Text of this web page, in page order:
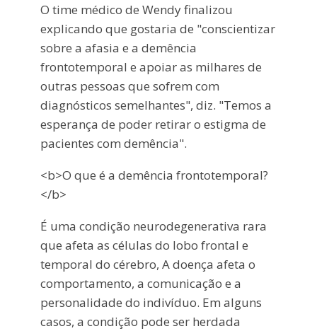
O time médico de Wendy finalizou
explicando que gostaria de "conscientizar
sobre a afasia e a demência
frontotemporal e apoiar as milhares de
outras pessoas que sofrem com
diagnósticos semelhantes", diz. "Temos a
esperança de poder retirar o estigma de
pacientes com demência".
<b>O que é a demência frontotemporal?
</b>
É uma condição neurodegenerativa rara
que afeta as células do lobo frontal e
temporal do cérebro, A doença afeta o
comportamento, a comunicação e a
personalidade do indivíduo. Em alguns
casos, a condição pode ser herdada